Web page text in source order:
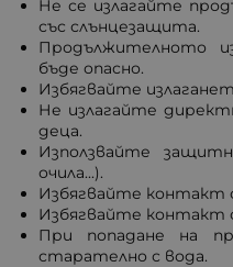
Не се излагайте
със слънцезащита.
Продължителното
бъде опасно.
Избягвайте
Не излагайте
деца.
Използвайте
очила...).
Избягвайте контакт
Избягвайте контакт
При попадане на
старателно с вода.